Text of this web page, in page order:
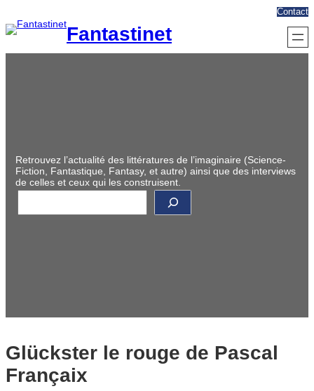
au
contenu
Fantastinet
Contact
Retrouvez l’actualité des littératures de l’imaginaire (Science-
Fiction, Fantastique, Fantasy, et autre) ainsi que des interviews
de celles et ceux qui les construisent.
R
c
Glückster le rouge de Pascal
Françaix